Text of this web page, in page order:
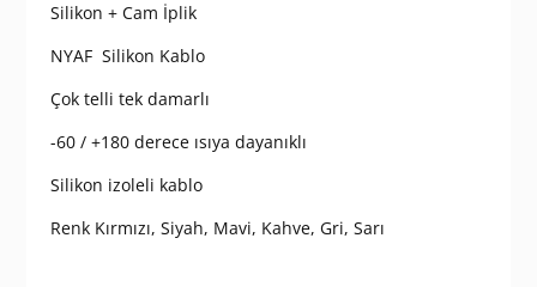
Silikon + Cam İplik
NYAF Silikon Kablo
Çok telli tek damarlı
-60 / +180 derece ısıya dayanıklı
Silikon izoleli kablo
Renk Kırmızı, Siyah, Mavi, Kahve, Gri, Sarı